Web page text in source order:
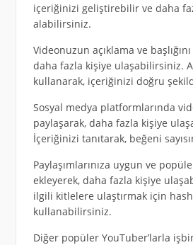
içeriğinizi geliştirebilir ve daha
alabilirsiniz.
Videonuzun açıklama ve
daha fazla kişiye ulaşabilirsiniz.
kullanarak, içeriğinizi doğru
Sosyal medya platformlarında
paylaşarak, daha fazla kişiye
İçeriğinizi tanıtarak, beğeni
Paylaşımlarınıza uygun ve
ekleyerek, daha fazla kişiye
ilgili kitlelere ulaştırmak için
kullanabilirsiniz.
Diğer popüler YouTuber’larla